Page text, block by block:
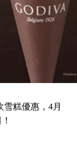
雪糕優惠，4月